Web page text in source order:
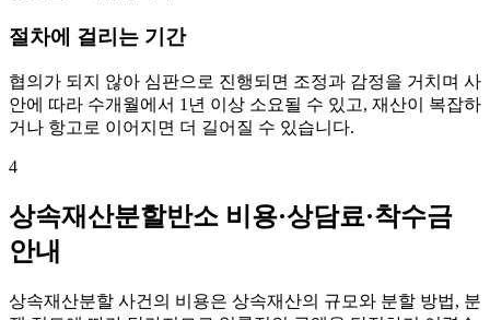
절차에 걸리는 기간
협의가 되지 않아 심판으로 진행되면 조정과 감정을 거치며 사
안에 따라 수개월에서 1년 이상 소요될 수 있고, 재산이 복잡하
거나 항고로 이어지면 더 길어질 수 있습니다.
4
상속재산분할반소 비용·상담료·착수금
안내
상속재산분할 사건의 비용은 상속재산의 규모와 분할 방법, 분